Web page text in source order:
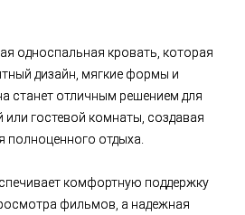
односпальная кровать, которая
дизайн, мягкие формы и
станет отличным решением для
или гостевой комнаты, создавая
отдыха.
комфортную поддержку
фильмов, а надежная